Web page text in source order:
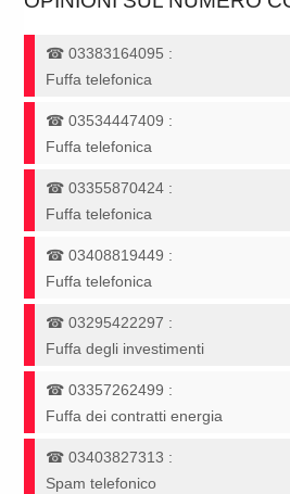
☎03383164095 :
Fuffa telefonica
☎03534447409 :
Fuffa telefonica
☎03355870424 :
Fuffa telefonica
☎03408819449 :
Fuffa telefonica
☎03295422297 :
Fuffa degli investimenti
☎03357262499 :
Fuffa dei contratti energia
☎03403827313 :
Spam telefonico